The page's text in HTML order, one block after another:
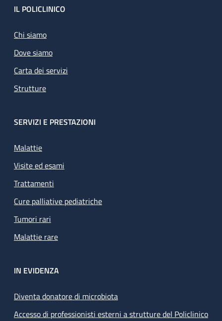
Footer
IL POLICLINICO
Chi siamo
Dove siamo
Carta dei servizi
Strutture
SERVIZI E PRESTAZIONI
Malattie
Visite ed esami
Trattamenti
Cure palliative pediatriche
Tumori rari
Malattie rare
IN EVIDENZA
Diventa donatore di microbiota
Accesso di professionisti esterni a strutture del Policlinico